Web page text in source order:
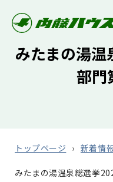
みたまの湯
部門
トップページ 新着情
みたまの湯温泉総選挙